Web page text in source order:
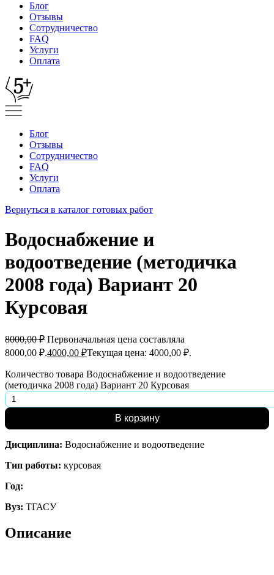
Блог
Отзывы
Сотрудничество
FAQ
Услуги
Оплата
Блог
Отзывы
Сотрудничество
FAQ
Услуги
Оплата
Вернуться в каталог готовых работ
Водоснабжение и
водоотведение (методичка
2008 года) Вариант 20
Курсовая
8000,00₽ Первоначальная цена составляла
8000,00 ₽.4000,00 ₽Текущая цена: 4000,00 ₽.
Количество товара Водоснабжение и водоотведение
(методичка 2008 года) Вариант 20 Курсовая
В корзину
Дисциплина: Водоснабжение и водоотведение
Тип работы: курсовая
Год:
Вуз: ТГАСУ
Описание